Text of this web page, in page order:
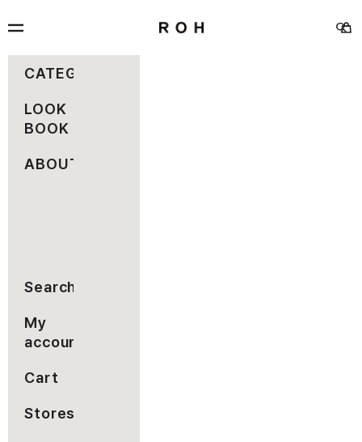
メニュー
検索
カー
CATEGORY
LOOK
BOOK
ABOUT
Search
My
account
Cart
Stores